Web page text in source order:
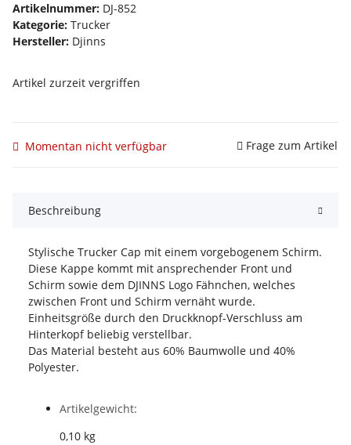
Artikelnummer: DJ-852
Kategorie: Trucker
Hersteller: Djinns
Artikel zurzeit vergriffen
Momentan nicht verfügbar Frage zum Artikel
Beschreibung
Stylische Trucker Cap mit einem vorgebogenem Schirm.
Diese Kappe kommt mit ansprechender Front und
Schirm sowie dem DJINNS Logo Fähnchen, welches
zwischen Front und Schirm vernäht wurde.
Einheitsgröße durch den Druckknopf-Verschluss am
Hinterkopf beliebig verstellbar.
Das Material besteht aus 60% Baumwolle und 40%
Polyester.
Artikelgewicht:
0,10 kg